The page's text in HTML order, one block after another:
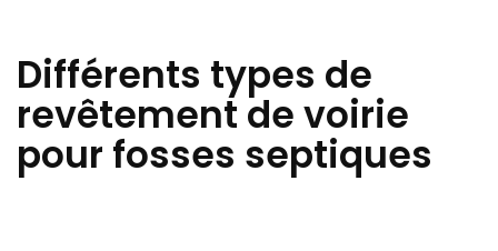
Différents types de
revêtement de voirie
pour fosses septiques